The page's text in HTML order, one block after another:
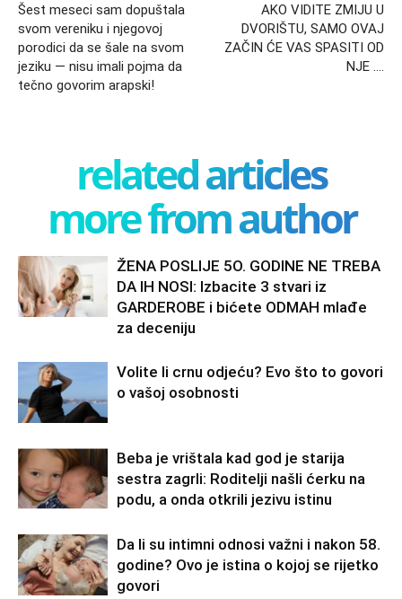
Šest meseci sam dopuštala
svom vereniku i njegovoj
porodici da se šale na svom
jeziku — nisu imali pojma da
tečno govorim arapski!
AKO VIDITE ZMIJU U
DVORIŠTU, SAMO OVAJ
ZAČIN ĆE VAS SPASITI OD
NJE ….
related articles
more from author
ŽENA POSLIJE 5O. GODINE NE TREBA
DA IH NOSI: Izbacite 3 stvari iz
GARDEROBE i bićete ODMAH mlađe
za deceniju
Volite li crnu odjeću? Evo što to govori
o vašoj osobnosti
Beba je vrištala kad god je starija
sestra zagrli: Roditelji našli ćerku na
podu, a onda otkrili jezivu istinu
Da li su intimni odnosi važni i nakon 58.
godine? Ovo je istina o kojoj se rijetko
govori